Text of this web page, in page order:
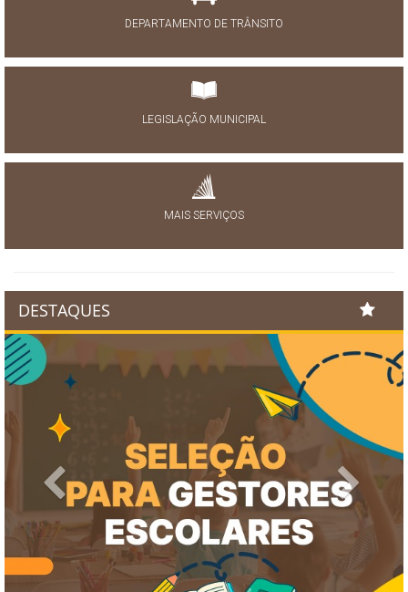
DEPARTAMENTO DE TRÂNSITO
LEGISLAÇÃO MUNICIPAL
MAIS SERVIÇOS
DESTAQUES
Previous Next